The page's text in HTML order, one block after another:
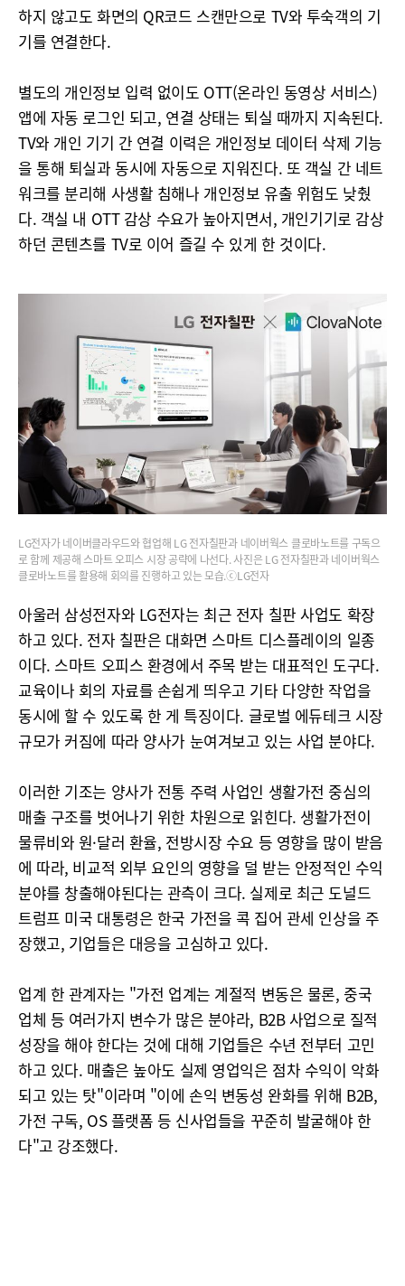
하지 않고도 화면의 QR코드 스캔만으로 TV와 투숙객의 기
기를 연결한다.
별도의 개인정보 입력 없이도 OTT(온라인 동영상 서비스)
앱에 자동 로그인 되고, 연결 상태는 퇴실 때까지 지속된다.
TV와 개인 기기 간 연결 이력은 개인정보 데이터 삭제 기능
을 통해 퇴실과 동시에 자동으로 지워진다. 또 객실 간 네트
워크를 분리해 사생활 침해나 개인정보 유출 위험도 낮췄
다. 객실 내 OTT 감상 수요가 높아지면서, 개인기기로 감상
하던 콘텐츠를 TV로 이어 즐길 수 있게 한 것이다.
LG전자가 네이버클라우드와 협업해 LG 전자칠판과 네이버웍스 클로바노트를 구독으
로 함께 제공해 스마트 오피스 시장 공략에 나선다. 사진은 LG 전자칠판과 네이버웍스
클로바노트를 활용해 회의를 진행하고 있는 모습.ⓒLG전자
아울러 삼성전자와 LG전자는 최근 전자 칠판 사업도 확장
하고 있다. 전자 칠판은 대화면 스마트 디스플레이의 일종
이다. 스마트 오피스 환경에서 주목 받는 대표적인 도구다.
교육이나 회의 자료를 손쉽게 띄우고 기타 다양한 작업을
동시에 할 수 있도록 한 게 특징이다. 글로벌 에듀테크 시장
규모가 커짐에 따라 양사가 눈여겨보고 있는 사업 분야다.
이러한 기조는 양사가 전통 주력 사업인 생활가전 중심의
매출 구조를 벗어나기 위한 차원으로 읽힌다. 생활가전이
물류비와 원·달러 환율, 전방시장 수요 등 영향을 많이 받음
에 따라, 비교적 외부 요인의 영향을 덜 받는 안정적인 수익
분야를 창출해야된다는 관측이 크다. 실제로 최근 도널드
트럼프 미국 대통령은 한국 가전을 콕 집어 관세 인상을 주
장했고, 기업들은 대응을 고심하고 있다.
업계 한 관계자는 "가전 업계는 계절적 변동은 물론, 중국
업체 등 여러가지 변수가 많은 분야라, B2B 사업으로 질적
성장을 해야 한다는 것에 대해 기업들은 수년 전부터 고민
하고 있다. 매출은 높아도 실제 영업익은 점차 수익이 악화
되고 있는 탓"이라며 "이에 손익 변동성 완화를 위해 B2B,
가전 구독, OS 플랫폼 등 신사업들을 꾸준히 발굴해야 한
다"고 강조했다.